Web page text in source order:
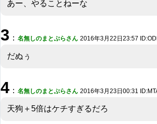
あー、やることねーな
3 ： 名無しのまとぷらさん 2016年3月22日23:57
だぬぅ
4 ： 名無しのまとぷらさん 2016年3月23日00:31
天狗＋5倍はケチすぎるだろ